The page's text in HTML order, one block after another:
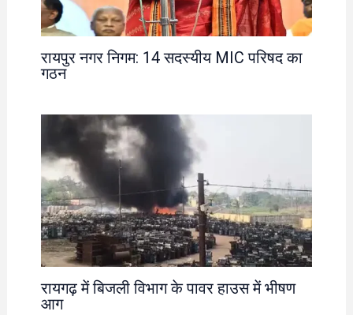
रायपुर नगर निगम: 14 सदस्यीय MIC परिषद का
गठन
रायगढ़ में बिजली विभाग के पावर हाउस में भीषण
आग